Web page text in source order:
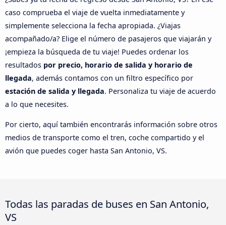
caso comprueba el viaje de vuelta inmediatamente y
simplemente selecciona la fecha apropiada. ¿Viajas
acompañado/a? Elige el número de pasajeros que viajarán y
¡empieza la búsqueda de tu viaje! Puedes ordenar los
resultados por precio, horario de salida y horario de
llegada, además contamos con un filtro específico por
estación de salida y llegada. Personaliza tu viaje de acuerdo
a lo que necesites.
Por cierto, aquí también encontrarás información sobre otros
medios de transporte como el tren, coche compartido y el
avión que puedes coger hasta San Antonio, VS.
Todas las paradas de buses en San Antonio,
VS